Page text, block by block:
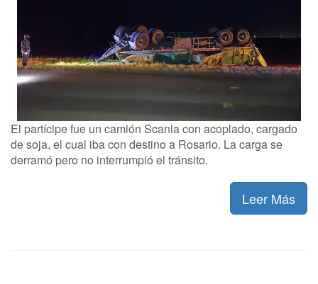
El partícipe fue un camión Scania con acoplado, cargado
de soja, el cual iba con destino a Rosario. La carga se
derramó pero no interrumpió el tránsito.
Leer Más